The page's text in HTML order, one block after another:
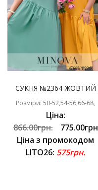
СУКНЯ №2364-ЖОВТИЙ
Розміри: 50-52,54-56,66-68,
Ціна:
866.00грн.
775.00грн
Ціна з промокодом
LITO26: 575грн.